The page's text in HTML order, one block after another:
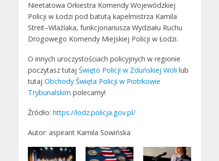
Nieetatowa Orkiestra Komendy Wojewódzkiej
Policji w Łodzi pod batutą kapelmistrza Kamila
Streit–Wlaźlaka, funkcjonariusza Wydziału Ruchu
Drogowego Komendy Miejskiej Policji w Łodzi.
O innych uroczystościach policyjnych w regionie
poczytasz tutaj Święto Policji w Zduńskiej Woli lub
tutaj Obchody Święta Policji w Piotrkowie
Trybunalskim polecamy!
Źródło: https://lodz.policja.gov.pl/
Autor: aspirant Kamila Sowińska